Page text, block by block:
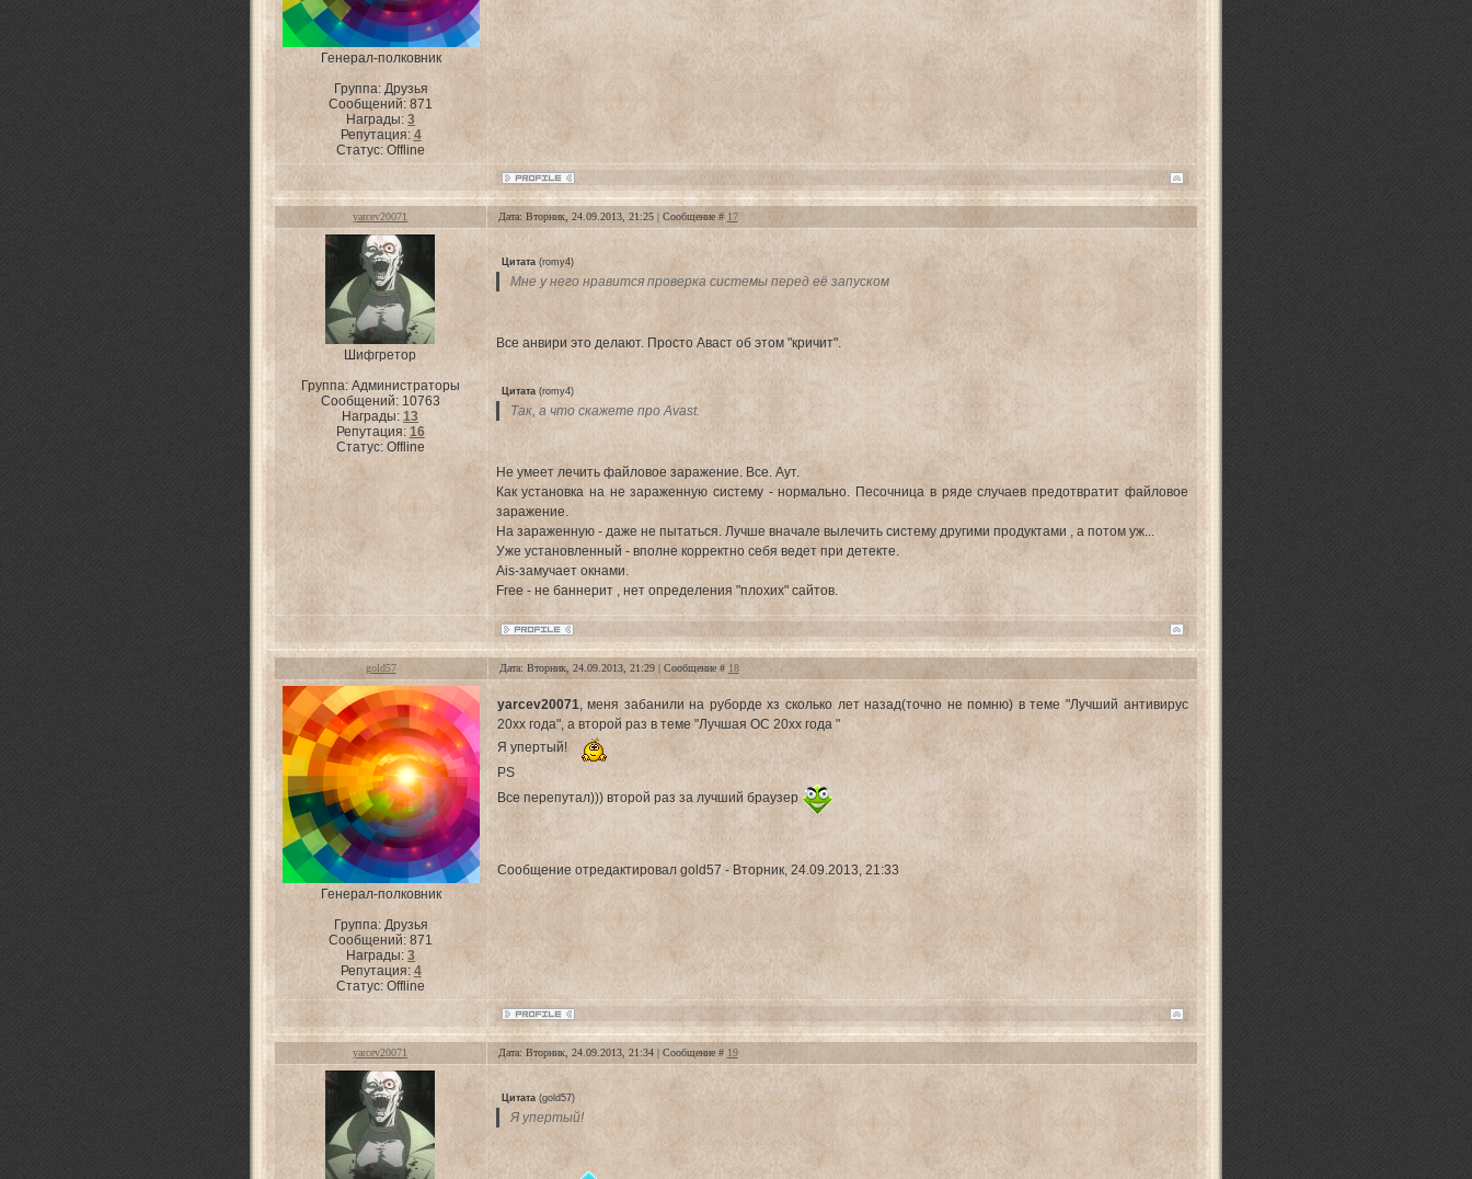
Генерал-полковник
Группа: Друзья
Сообщений:871
Награды:3
Репутация: 4
Статус:Offline
yarcev20071 Дата: Вторник, 24.09.2013, 21:25 | Сообщение # 17
Шифгретор
Группа: Администраторы
Сообщений: 10763
Награды:13
Репутация: 16
Статус: Offline
Цитата(romy4)
Мне у него нравится проверка системы перед её запуском
Все анвири это делают. Просто Аваст об этом "кричит".
Цитата(romy4)
Так, а что скажете про Avast.
Не умеет лечить файловое заражение. Все. Аут.
Как установка на не зараженную систему - нормально. Песочница в ряде случаев предотвратит файловое
заражение.
На зараженную - даже не пытаться. Лучше вначале вылечить систему другими продуктами , а потом уж...
Уже установленный - вполне корректно себя ведет при детекте.
Ais-замучает окнами.
Free - не баннерит , нет определения "плохих" сайтов.
gold57 Дата: Вторник, 24.09.2013, 21:29 | Сообщение # 18
Генерал-полковник
Группа: Друзья
Сообщений:871
Награды:3
Репутация: 4
Статус:Offline
yarcev20071, меня забанили на руборде хз сколько лет назад(точно не помню) в теме "Лучший антивирус
20xx года", а второй раз в теме "Лучшая ОС 20xx года "
Я упертый!
PS
Все перепутал))) второй раз за лучший браузер
Сообщение отредактировалgold57- Вторник, 24.09.2013, 21:33
yarcev20071 Дата: Вторник, 24.09.2013, 21:34 | Сообщение # 19
Цитата(gold57)
Я упертый!